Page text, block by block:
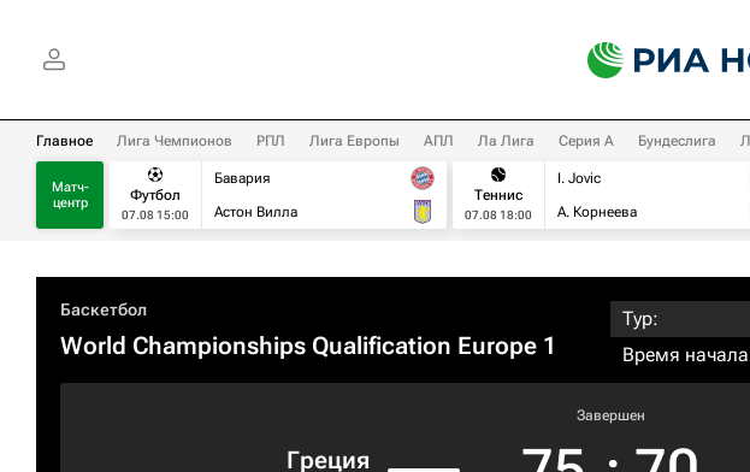
Главное Лига Чемпионов РПЛ Лига Европы АПЛ Ла Лига Серия А Бундеслига
Матч-
центр
Футбол
07.08 15:00
Бавария
Астон Вилла
Теннис
07.08 18:00
I. Jovic
А. Корнеева
Баскетбол
World Championships Qualification Europe 1
Тур:
Время
Греция
Завершен